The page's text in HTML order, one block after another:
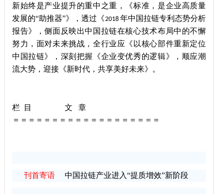
新始终是产业提升的重中之重，《标准，是企业高质量
发展的“助推器”》，透过《2018 年中国拉链专利态势分析
报告》，侧面反映出中国拉链在核心技术布局中的不懈
努力，面对未来挑战，全行业应《以核心部件重新定位
中国拉链》，深刻把握《企业变优秀的逻辑》，顺应潮
流大势，迎接《新时代，共享美好未来》。
栏 目 文
章
＝＝＝＝＝＝＝＝＝＝＝＝＝＝＝＝＝＝＝
刊首寄语 中国拉链产业进入“提质增效”新阶段